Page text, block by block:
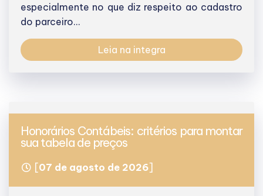
especialmente no que diz respeito ao cadastro
do parceiro...
Leia na integra
Honorários Contábeis: critérios para montar
sua tabela de preços
[07 de agosto de 2026]